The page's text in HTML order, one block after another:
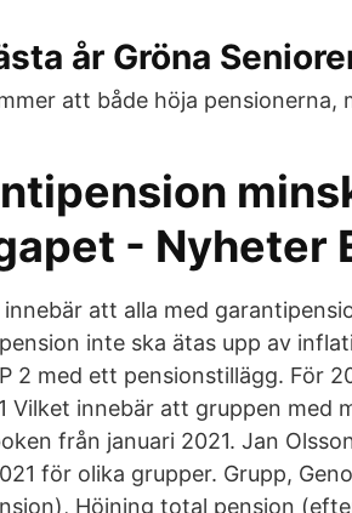
år Gröna
att både höja pensionerna,
- Nyheter
att alla med
inte ska ätas upp av
2 med ett pensionstillägg. För
Vilket innebär att gruppen med
från januari 2021. Jan
för olika grupper. Grupp,
Höjning total pension